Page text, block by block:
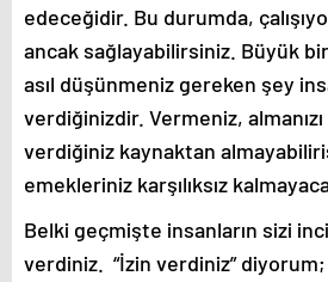
edeceğidir. Bu durumda,
ancak sağlayabilirsiniz. Büyük
asıl düşünmeniz gereken şey
verdiğinizdir. Vermeniz,
verdiğiniz kaynaktan
emekleriniz karşılıksız
Belki geçmişte insanların sizi
verdiniz. “İzin verdiniz”